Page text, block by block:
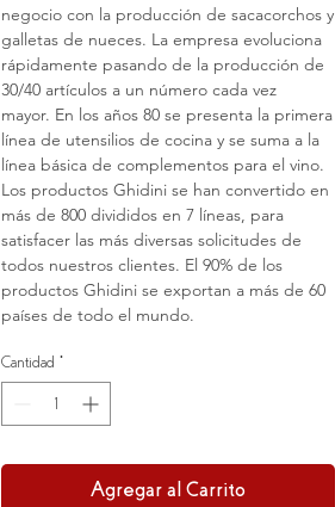
negocio con la producción de sacacorchos y
galletas de nueces. La empresa evoluciona
rápidamente pasando de la producción de
30/40 artículos a un número cada vez
mayor. En los años 80 se presenta la primera
línea de utensilios de cocina y se suma a la
línea básica de complementos para el vino.
Los productos Ghidini se han convertido en
más de 800 divididos en 7 líneas, para
satisfacer las más diversas solicitudes de
todos nuestros clientes. El 90% de los
productos Ghidini se exportan a más de 60
países de todo el mundo.
Cantidad *
Agregar al Carrito